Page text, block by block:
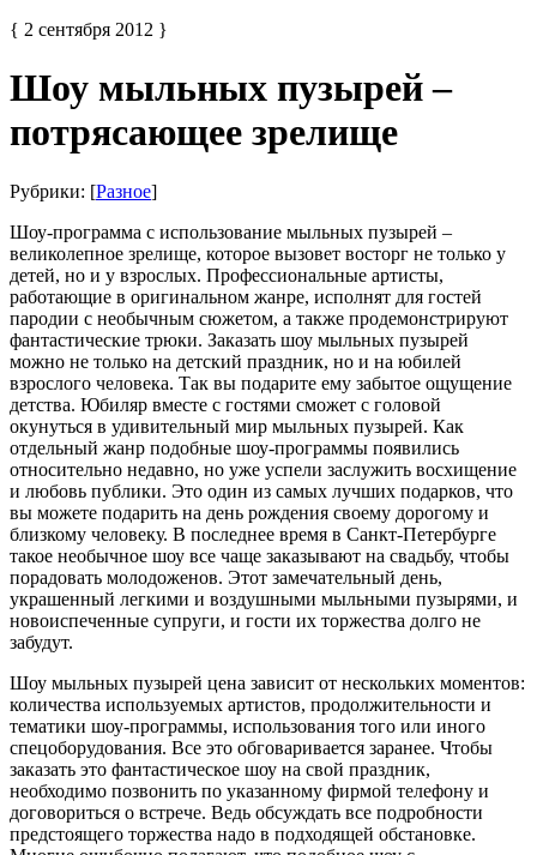
{ 2 сентября 2012 }
Шоу мыльных пузырей –
потрясающее зрелище
Рубрики: [Разное]
Шоу-программа с использование мыльных пузырей –
великолепное зрелище, которое вызовет восторг не только у
детей, но и у взрослых. Профессиональные артисты,
работающие в оригинальном жанре, исполнят для гостей
пародии с необычным сюжетом, а также продемонстрируют
фантастические трюки. Заказать шоу мыльных пузырей
можно не только на детский праздник, но и на юбилей
взрослого человека. Так вы подарите ему забытое ощущение
детства. Юбиляр вместе с гостями сможет с головой
окунуться в удивительный мир мыльных пузырей. Как
отдельный жанр подобные шоу-программы появились
относительно недавно, но уже успели заслужить восхищение
и любовь публики. Это один из самых лучших подарков, что
вы можете подарить на день рождения своему дорогому и
близкому человеку. В последнее время в Санкт-Петербурге
такое необычное шоу все чаще заказывают на свадьбу, чтобы
порадовать молодоженов. Этот замечательный день,
украшенный легкими и воздушными мыльными пузырями, и
новоиспеченные супруги, и гости их торжества долго не
забудут.
Шоу мыльных пузырей цена зависит от нескольких моментов:
количества используемых артистов, продолжительности и
тематики шоу-программы, использования того или иного
спецоборудования. Все это обговаривается заранее. Чтобы
заказать это фантастическое шоу на свой праздник,
необходимо позвонить по указанному фирмой телефону и
договориться о встрече. Ведь обсуждать все подробности
предстоящего торжества надо в подходящей обстановке.